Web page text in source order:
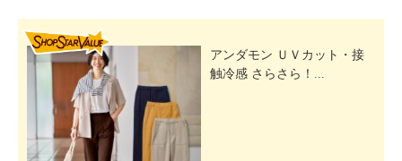
アンダモン ＵＶカット・接
触冷感 さらさら！...